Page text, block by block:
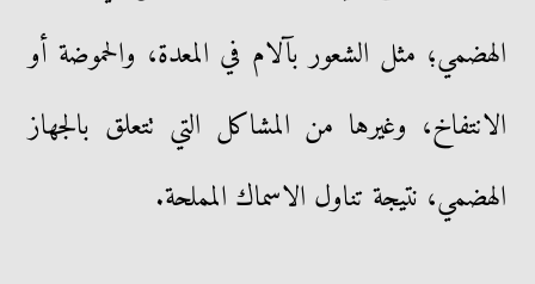
الهضمي؛ مثل الشعور بآلام في المعدة، والحموضة أو
الانتفاخ، وغيرها من المشاكل التي تتعلق بالجهاز
الهضمي، نتيجة تناول الاسماك المملحة.